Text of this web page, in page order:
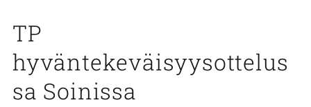
TP
hyväntekeväisyysottelus
sa Soinissa